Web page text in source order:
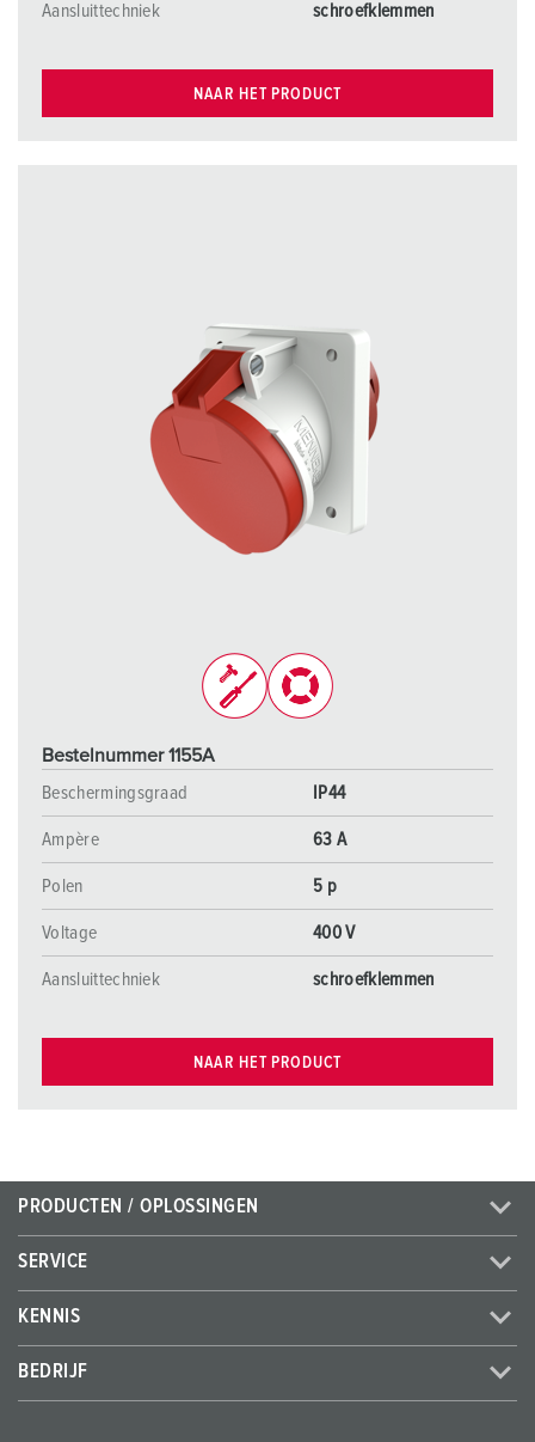
Aansluittechniek schroefklemmen
NAAR HET PRODUCT
Bestelnummer 1155A
Beschermingsgraad
IP44
Ampère 63 A
Polen 5 p
Voltage 400 V
Aansluittechniek schroefklemmen
NAAR HET PRODUCT
PRODUCTEN / OPLOSSINGEN
SERVICE
KENNIS
BEDRIJF